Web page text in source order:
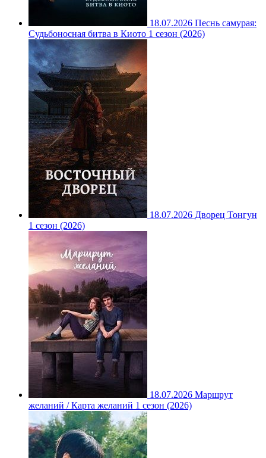
18.07.2026 Песнь самурая:
Судьбоносная битва в Киото 1 сезон (2026)
18.07.2026 Дворец Тонгун
1 сезон (2026)
18.07.2026 Маршрут
желаний / Карта желаний 1 сезон (2026)